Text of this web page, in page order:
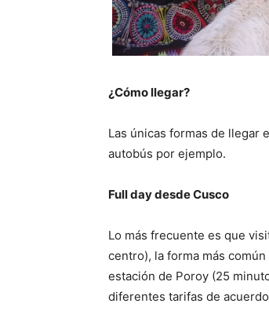
¿Cómo llegar?
Las únicas formas de llegar
autobús por ejemplo.
Full day desde Cusco
Lo más frecuente es que
centro), la forma más
estación de Poroy (25
diferentes tarifas de